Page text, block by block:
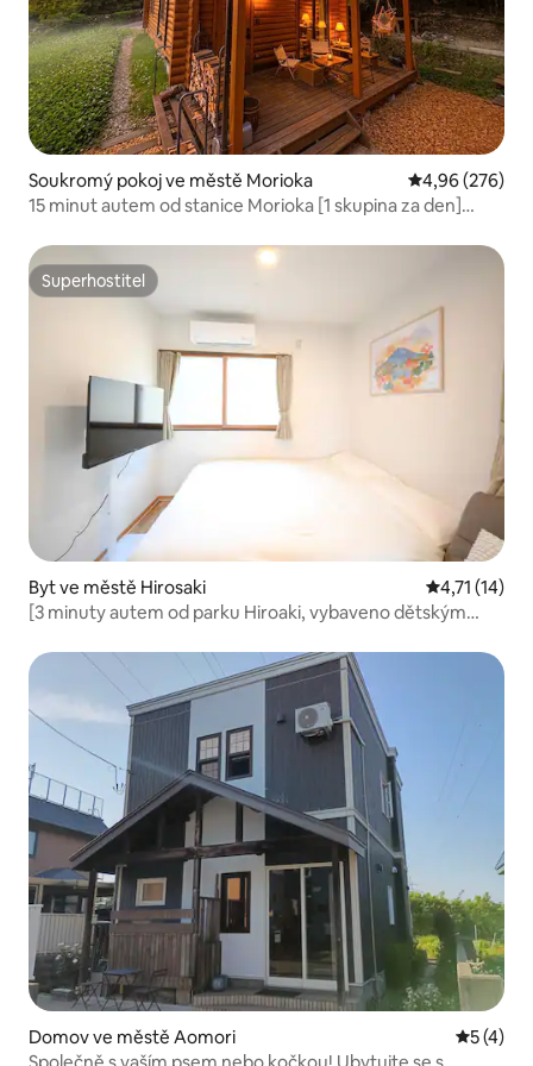
Soukromý pokoj ve městě Morioka Průměrné
4,96 (276)
15 minut autem od stanice Morioka [1 skupina za den]
5 osob | Doporučeno pro dlouhodobé pobyty
Superhostitel
Superhostitel
Byt ve městě Hirosaki Průměrné
4,71 (14)
[3 minuty autem od parku Hiroaki, vybaveno dětským
Manželská postel / Nepa Nebuta-mura v blízkosti
Domov ve městě Aomori
5 (4)